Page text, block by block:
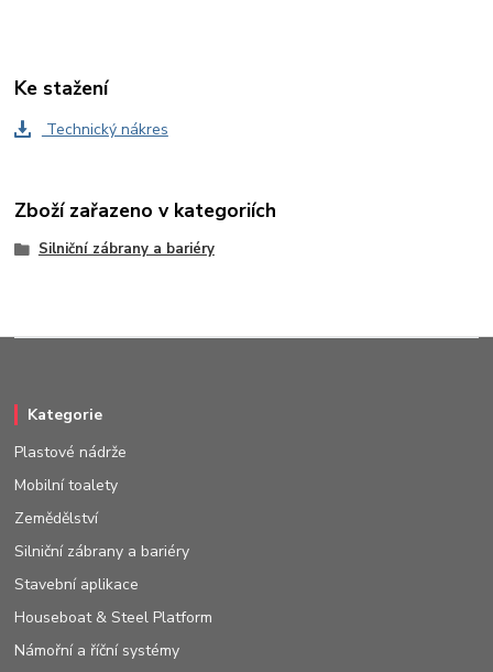
Ke stažení
Technický nákres
Zboží zařazeno v kategoriích
Silniční zábrany a bariéry
Kategorie
Plastové nádrže
Mobilní toalety
Zemědělství
Silniční zábrany a bariéry
Stavební aplikace
Houseboat & Steel Platform
Námořní a říční systémy